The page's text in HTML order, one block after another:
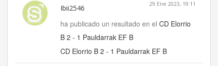
Ibii2546 29 Ene 2023, 19:11
ha publicado un resultado en el CD Elorrio
B 2 - 1 Pauldarrak EF B
CD Elorrio B 2 - 1 Pauldarrak EF B